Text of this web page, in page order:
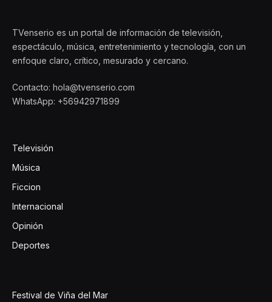
TVenserio es un portal de información de televisión,
espectáculo, música, entretenimiento y tecnología, con un
enfoque claro, crítico, mesurado y cercano.
Contacto: hola@tvenserio.com
WhatsApp: +56942971899
Televisión
Música
Ficcion
Internacional
Opinión
Deportes
Festival de Viña del Mar